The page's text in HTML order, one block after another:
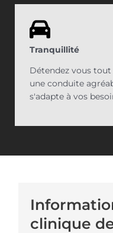
Tranquillité
Détendez vous
une conduite
s'adapte à vos
clinique